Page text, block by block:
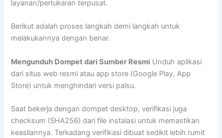
layanan/pertukaran terpusat.
Berikut adalah proses langkah demi langkah untuk
melakukannya dengan benar.
Mengunduh Dompet dari Sumber Resmi Unduh aplikasi
dari situs web resmi atau app store (Google Play, App
Store) untuk menghindari versi palsu.
Saat bekerja dengan dompet desktop, verifikasi juga
checksum (SHA256) dari file instalasi untuk memastikan
keasliannya. Terkadang verifikasi dibuat sedikit lebih rumit